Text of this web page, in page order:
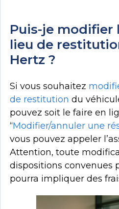
Puis-je modifier
lieu de
Hertz ?
Si vous souhaitez
de restitution du
pouvez soit le faire en
“Modifier/annuler une
vous pouvez appeler
Attention, toute
dispositions convenues
pourra impliquer des